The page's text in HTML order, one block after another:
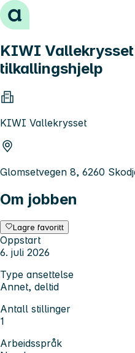
Hopp til innhold
KIWI
tilkallingshjelp
KIWI Vallekrysset
Glomsetvegen 8, 6260
Om jobben
Lagre favoritt
Oppstart
6. juli 2026
Type ansettelse
Annet, deltid
Antall stillinger
1
Arbeidsspråk